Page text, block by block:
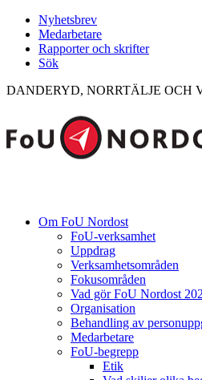
Nyhetsbrev
Medarbetare
Rapporter och skrifter
Sök
DANDERYD, NORRTÄLJE OCH
Om FoU Nordost
FoU-verksamhet
Uppdrag
Verksamhetsområden
Fokusområden
Vad gör FoU Nordost
Organisation
Behandling av
Medarbetare
FoU-begrepp
Etik